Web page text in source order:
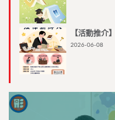
【活動推介
2026-06-08